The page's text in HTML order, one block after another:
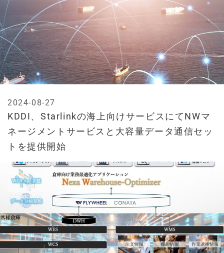
KDDI、Starlinkの海上向けサービスにてNWマ
ネージメントサービスと大容量データ通信セッ
トを提供開始
2024-08-27